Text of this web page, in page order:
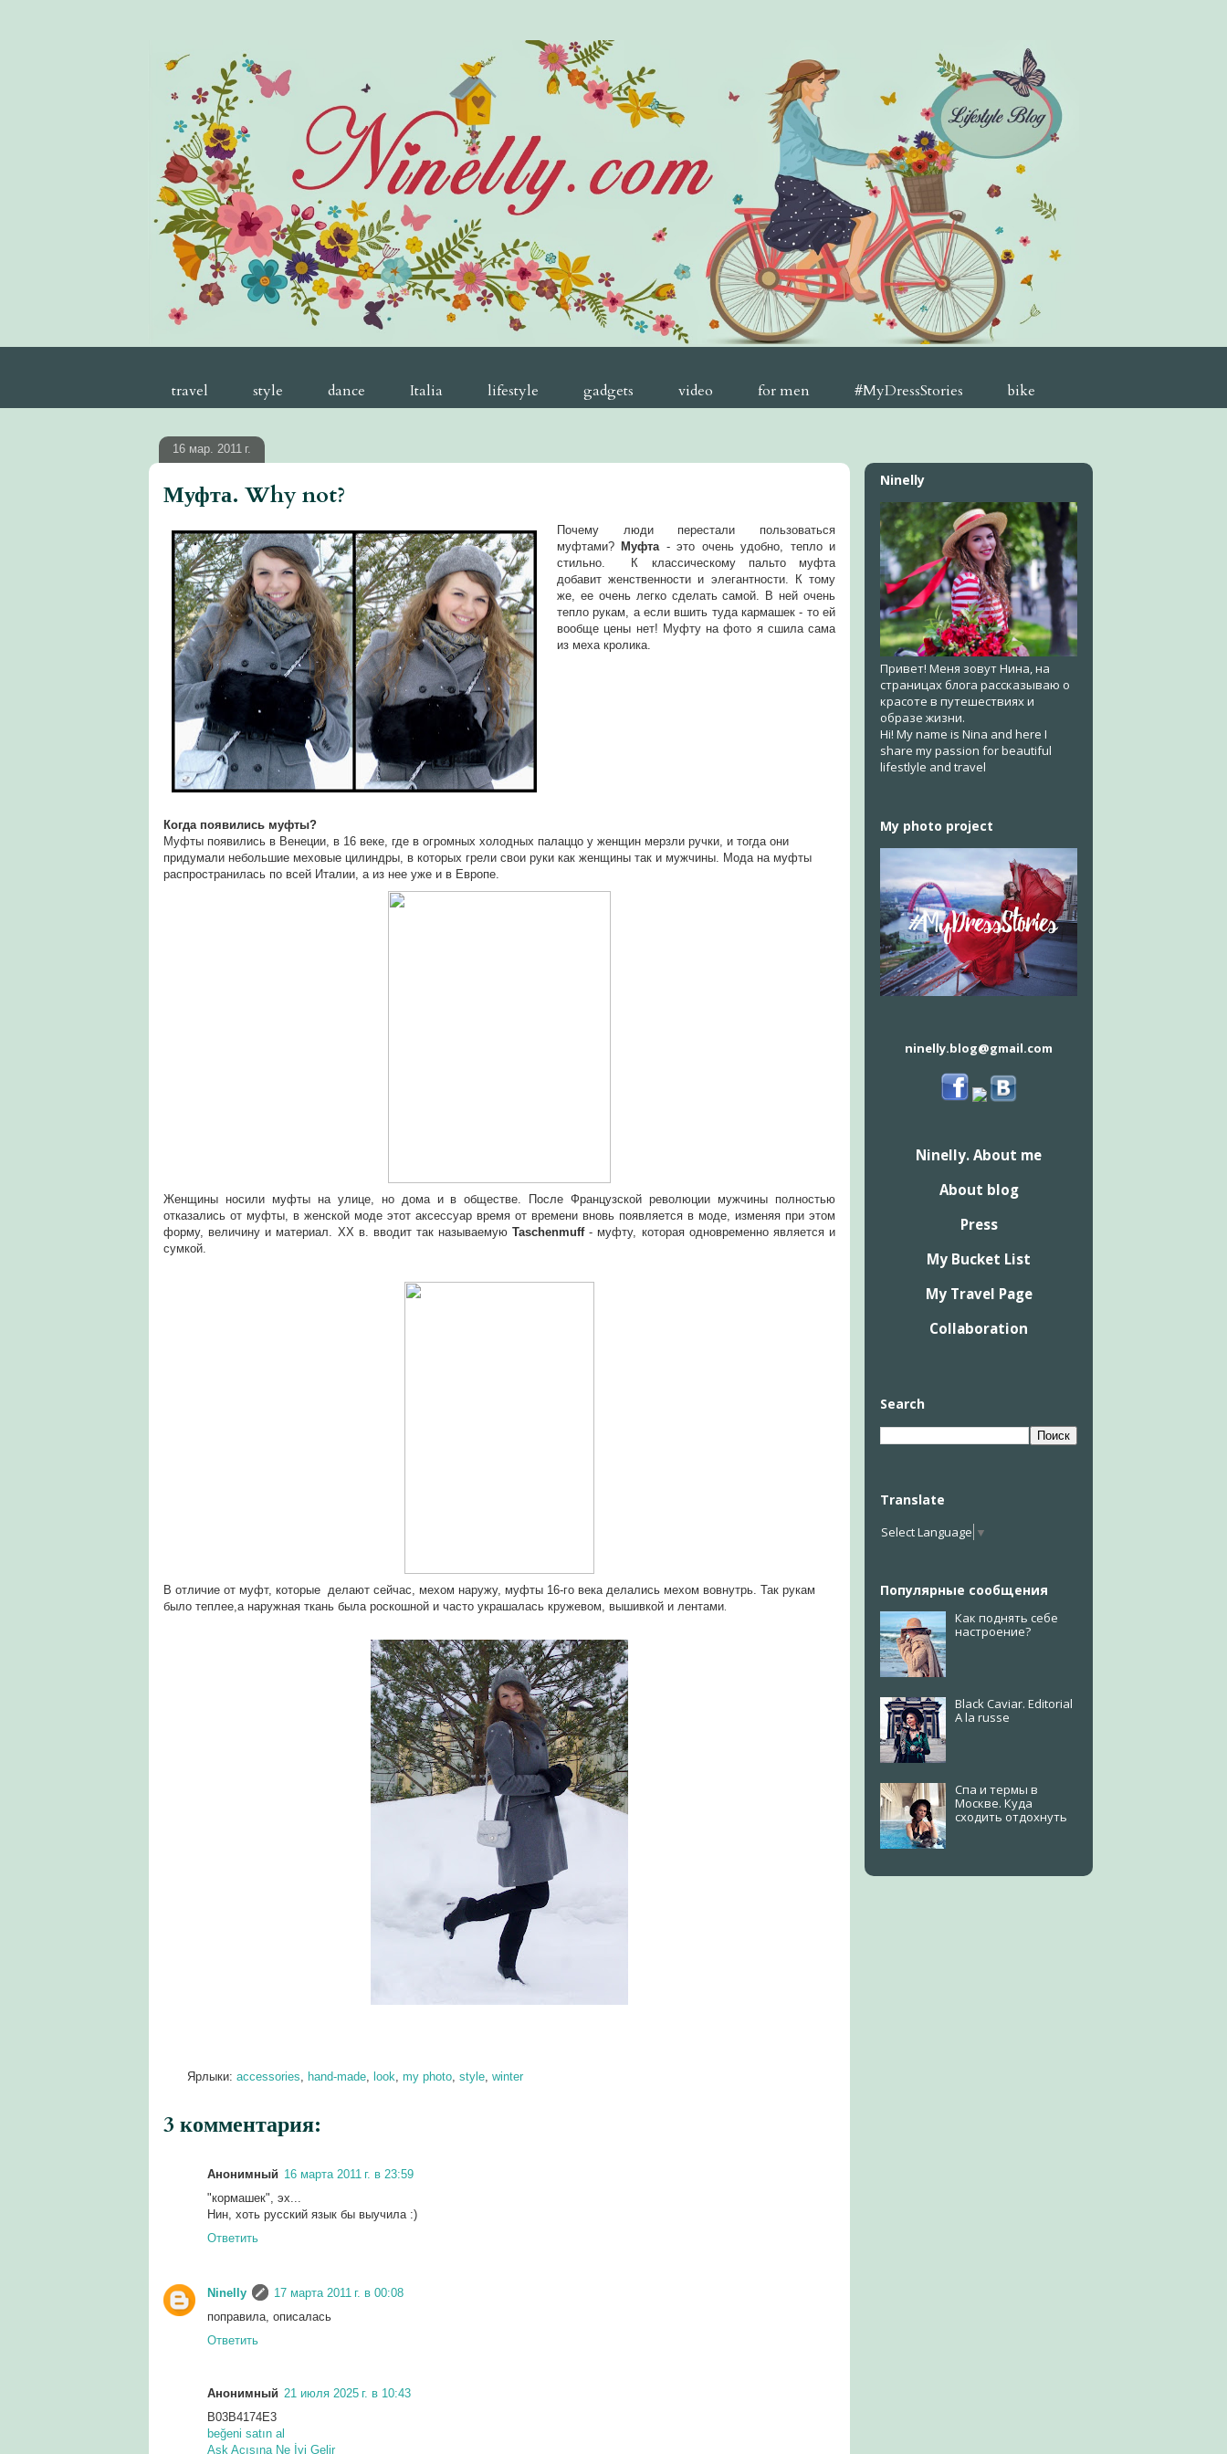
travel style dance Italia lifestyle gadgets video for men #MyDressStories bike
16 мар. 2011 г.
Муфта. Why not?
Почему люди перестали пользоваться
муфтами? Муфта - это очень удобно, тепло и
стильно. К классическому пальто муфта
добавит женственности и элегантности. К тому
же, ее очень легко сделать самой. В ней очень
тепло рукам, а если вшить туда кармашек - то ей
вообще цены нет! Муфту на фото я сшила сама
из меха кролика.
Когда появились муфты?
Муфты появились в Венеции, в 16 веке, где в огромных холодных палаццо у женщин мерзли ручки, и тогда они
придумали небольшие меховые цилиндры, в которых грели свои руки как женщины так и мужчины. Мода на муфты
распространилась по всей Италии, а из нее уже и в Европе.
Женщины носили муфты на улице, но дома и в обществе. После Французской революции мужчины полностью
отказались от муфты, в женской моде этот аксессуар время от времени вновь появляется в моде, изменяя при этом
форму, величину и материал. XX в. вводит так называемуюTaschenmuff- муфту, которая одновременно является и
сумкой.
В отличие от муфт, которые делают сейчас, мехом наружу, муфты 16-го века делались мехом вовнутрь. Так рукам
было теплее,а наружная ткань была роскошной и часто украшалась кружевом, вышивкой и лентами.
Ярлыки: accessories, hand-made, look, my photo, style, winter
3 комментария:
Анонимный 16 марта 2011 г. в 23:59
"кормашек", эх...
Нин, хоть русский язык бы выучила :)
Ответить
Ninelly
17 марта 2011 г. в 00:08
поправила, описалась
Ответить
Анонимный 21 июля 2025 г. в 10:43
B03B4174E3
beğeni satın al
Aşk Acısına Ne İyi Gelir
Ninelly
Привет! Меня зовут Нина, на
страницах блога рассказываю о
красоте в путешествиях и
образе жизни.
Hi! My name is Nina and here I
share my passion for beautiful
lifestlyle and travel
My photo project
ninelly.blog@gmail.com
Ninelly. About me
About blog
Press
My Bucket List
My Travel Page
Collaboration
Search
Translate
Select Language ▼
Популярные сообщения
Как поднять себе
настроение?
Black Caviar. Editorial
A la russe
Спа и термы в
Москве. Куда
сходить отдохнуть